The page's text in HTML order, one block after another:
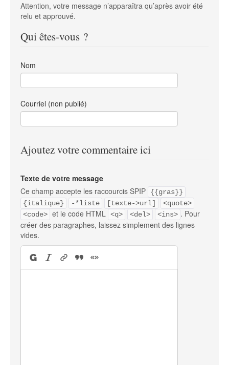
Attention, votre message n’apparaîtra qu’après avoir été
relu et approuvé.
Qui êtes-vous ?
Nom
Courriel (non publié)
Ajoutez votre commentaire ici
Texte de votre message
Ce champ accepte les raccourcis SPIP
{{gras}}
{italique}
-*liste [texte->url]
<quote>
<code> et le code HTML <q> <del> <ins> . Pour
créer des paragraphes, laissez simplement des lignes
vides.